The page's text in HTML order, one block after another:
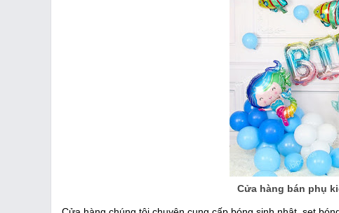
Cửa hàng bán phụ